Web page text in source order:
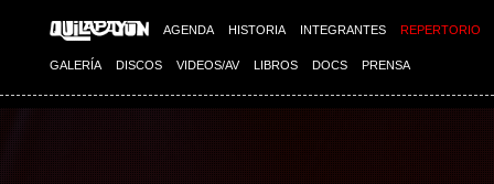
AGENDA HISTORIA INTEGRANTES REPERTORIO
GALERÍA DISCOS VIDEOS/AV LIBROS DOCS PRENSA
Imagen 01